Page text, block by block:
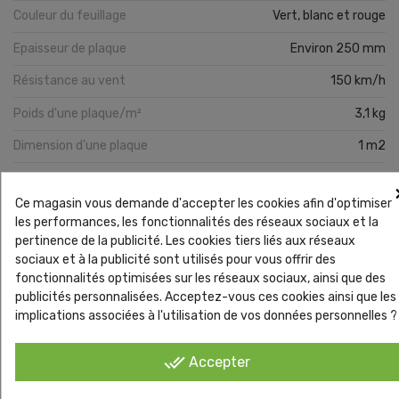
Couleur du feuillage Vert, blanc et rouge
Epaisseur de plaque Environ 250 mm
Résistance au vent 150 km/h
Poids d'une plaque/m² 3,1 kg
Dimension d'une plaque 1 m2
Vous pourriez aussi aimer
Ce magasin vous demande d'accepter les cookies afin d'optimiser
les performances, les fonctionnalités des réseaux sociaux et la
pertinence de la publicité. Les cookies tiers liés aux réseaux
sociaux et à la publicité sont utilisés pour vous offrir des
fonctionnalités optimisées sur les réseaux sociaux, ainsi que des
publicités personnalisées. Acceptez-vous ces cookies ainsi que les
implications associées à l'utilisation de vos données personnelles ?
done_all Accepter